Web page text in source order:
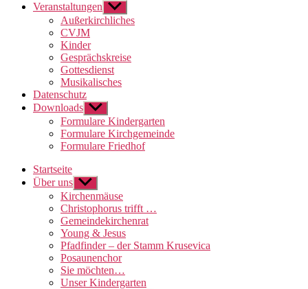
Veranstaltungen Untermenü
anzeigen
Außerkirchliches
CVJM
Kinder
Gesprächskreise
Gottesdienst
Musikalisches
Datenschutz
Downloads Untermenü
anzeigen
Formulare Kindergarten
Formulare Kirchgemeinde
Formulare Friedhof
Startseite
Über uns Untermenü
anzeigen
Kirchenmäuse
Christophorus trifft …
Gemeindekirchenrat
Young & Jesus
Pfadfinder – der Stamm Krusevica
Posaunenchor
Sie möchten…
Unser Kindergarten